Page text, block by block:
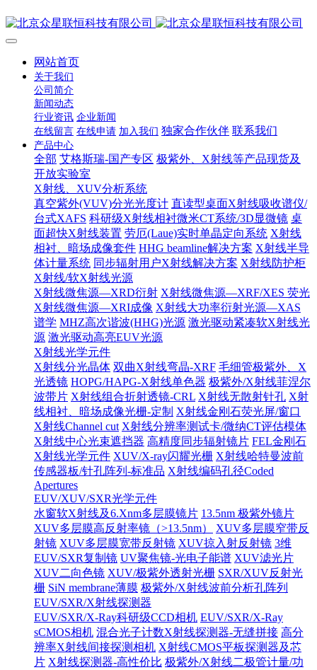
网站首页
关于我们
公司简介
新闻动态
行业资讯 企业新闻
在线留言 在线申请 加入我们 独家合作伙伴 联系我们
产品中心
全部 艾格斯瑞-国产专区 极紫外、X射线等产品现货及
开放实验室
X射线、XUV分析系统
真空紫外(VUV)分光光度计 直读型桌面X射线吸收谱仪/
台式XAFS 科研级X射线相衬微米CT系统/3D显微镜 桌
面超快X射线装置 劳厄(Laue)实时单晶定向系统 X射线
相衬、暗场成像套件 HHG beamline解决方案 X射线半导
体计量系统 同步辐射用户X射线解决方案 X射线防护柜
X射线/软X射线光源
X射线微焦源—XRD衍射 X射线微焦源—XRF/XES 荧光
X射线微焦源—XRI成像 X射线大功率衍射光源—XAS
谱学 MHZ高次谐波(HHG)光源 激光驱动紧凑软X射线光
源 激光驱动高亮EUV光源
X射线光学元件
X射线分光晶体 双曲X射线弯晶-XRF 毛细管极紫外、X
光透镜 HOPG/HAPG-X射线单色器 极紫外/X射线菲涅尔
波带片 X射线组合折射透镜-CRL X射线无散射针孔 X射
线相衬、暗场成像光栅-定制 X射线金刚石荧光屏/窗口
X射线Channel cut X射线分辨率测试卡/微纳CT评估模体
X射线中心光束遮挡器 高精度同步辐射镜片 FEL金刚石
X射线光学元件 XUV/X-ray闪耀光栅 X射线哈特曼波前
传感器板/针孔阵列-标准品 X射线编码孔径Coded
Apertures
EUV/XUV/SXR光学元件
水窗软X射线及6.Xnm多层膜镜片 13.5nm 极紫外镜片
XUV多层膜高反射率镜（>13.5nm）
XUV多层膜窄带反
射镜 XUV多层膜宽带反射镜 XUV掠入射反射镜 3维
EUV/SXR复制镜 UV聚焦镜-光电子能谱 XUV滤光片
XUV二向色镜 XUV/极紫外透射光栅 SXR/XUV反射光
栅 SiN membrane薄膜 极紫外/X射线波前分析孔阵列
EUV/SXR/X射线探测器
EUV/SXR/X-Ray科研级CCD相机 EUV/SXR/X-Ray
sCMOS相机 混合光子计数X射线探测器-无缝拼接 高分
辨率X射线间接探测相机 X射线CMOS平板探测器及芯
片 X射线探测器-高性价比 极紫外/X射线二极管计量/功